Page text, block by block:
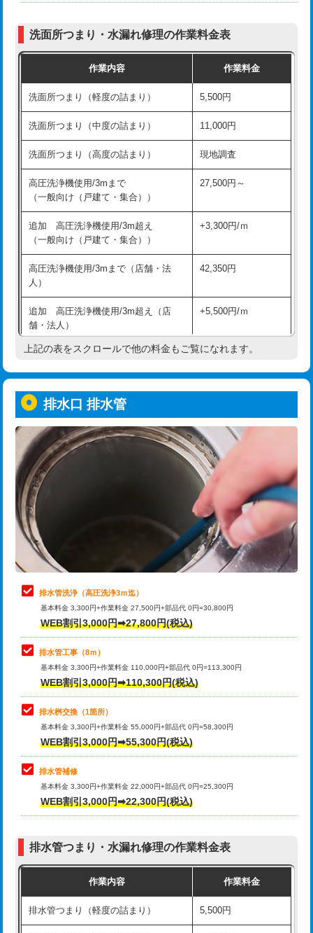
モルタル補修（厚さ10㎝まで） 27,500円
モルタル補修（厚さ10㎝超え） 38,500円
洗面台設置 38,500円
バスタブ設置 現場見積
追加人工 16,500円
廃棄・処分 現場見積
※給水管工事は20mmまでの価格です。
（P/S/ポップアップ））
交換・取付（その他部品） 11,000円+材料費
持込商品取付（単水栓） 13,200円
持込商品取付（混合水栓） 16,500円
持込商品取付（浄水器・分岐水栓） 16,500円
給水管工事※（ホール加工) 16,500円
給水管工事※（バンド止め)
給水管工事※（支持金具設置) 5,500円
給水管工事※（保温材使用（バンド止
め込み）)
5,500円
給水管工事※（土の掘削・埋め戻し作
業)
11,000円
給水管工事※（塩ビ管（VP・HI）使
用/3ｍまで)
用（追加）/3ｍ超え)
給水管工事※（ライニング鋼管・銅
管・ポリ管・HT管使用/3ｍまで)
44,000円
給水管工事※（ライニング鋼管・銅
管・ポリ管・HT管使用/3ｍ超え)
+8,800円
排水管工事（土の掘削・埋め戻し作
業）
11,000円~
排水管工事（排水管工事/3ｍまで） 55,000円
排水管工事（追加 排水管工事/3ｍ超
え）
マス交換（土の掘削・埋め戻し作業）
マス交換（深さ50㎝未満）
マス交換（深さ50㎝以上）
コンクリート斫り（厚さ10㎝まで）
コンクリート斫り（厚さ10㎝超え）
モルタル補修（厚さ10㎝まで）
モルタル補修（厚さ10㎝超え）
追加人工 16,500円
現場見積
※給水管工事は20mmまでの価格です。
洗面所つまり・水漏れ修理の作業料金表
作業内容 作業料金
洗面所つまり（軽度の詰まり） 5,500円
洗面所つまり（中度の詰まり） 11,000円
洗面所つまり（高度の詰まり） 現地調査
高圧洗浄機使用/3mまで
（一般向け（戸建て・集合））
27,500円～
追加 高圧洗浄機使用/3m超え
（一般向け（戸建て・集合））
+3,300円/ｍ
高圧洗浄機使用/3mまで（店舗・法
人）
42,350円
追加 高圧洗浄機使用/3m超え（店
舗・法人）
+5,500円/ｍ
高度高圧洗浄換 現地調査
トーラー機使用/3mまで
追加トーラー機使用/3m超え +3,300円
カメラ調査 33,000円
桝清掃 8,800円
止水・漏水調査・防水処理・清掃・修
理・調整・分解・加工など（軽作業）
11,000円
止水・漏水調査・防水処理・清掃・修
理・調整・分解・加工など（中作業）
22,000円
止水・漏水調査・防水処理・清掃・修
理・調整・分解・加工など（重作業）
33,000円
その他部品の脱着
交換・取付（タンク）
交換・取付(単水栓（壁付・デッキ
式）)
交換・取付(混合水栓（壁付・デッキ
式・ワンホール）)
16,500円+材料費
交換・取付(排水栓・排水トラップ
交換・取付（その他部品） 11,000円+材料費
持込商品取付（単水栓） 13,200円
持込商品取付（混合水栓） 16,500円
持込商品取付（浄水器・分岐水栓） 16,500円
上記の表をスクロールで他の料金もご覧になれます。
排水口 排水管
排水管洗浄（高圧洗浄3ｍ迄）
基本料金 3,300円+作業料金 27,500円+部品代 0円=30,800円
WEB割引3,000円➡27,800円(税込)
排水管工事（8ｍ）
基本料金 3,300円+作業料金 110,000円+部品代 0円=113,300円
WEB割引3,000円➡110,300円(税込)
排水桝交換（1箇所）
基本料金 3,300円+作業料金 55,000円+部品代 0円=58,300円
WEB割引3,000円➡55,300円(税込)
排水管補修
基本料金 3,300円+作業料金 22,000円+部品代 0円=25,300円
WEB割引3,000円➡22,300円(税込)
排水管つまり・水漏れ修理の作業料金表
作業内容 作業料金
排水管つまり（軽度の詰まり） 5,500円